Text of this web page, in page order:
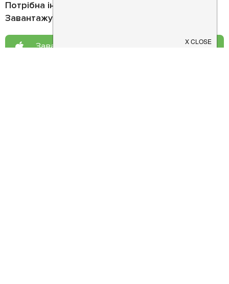
Потрібна інформація про заклад?
Завантажуйте додаток!
Завантажте у